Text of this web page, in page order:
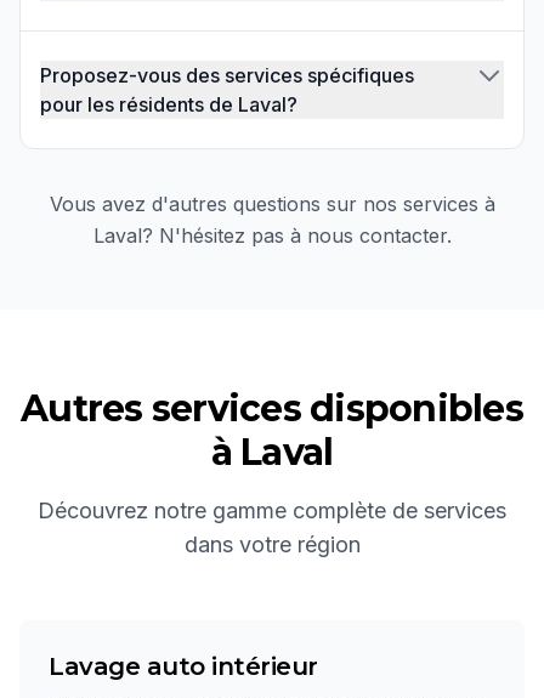
Proposez-vous des services spécifiques
pour les résidents de Laval?
Vous avez d'autres questions sur nos services à
Laval? N'hésitez pas à nous contacter.
Autres services disponibles
à Laval
Découvrez notre gamme complète de services
dans votre région
Lavage auto intérieur